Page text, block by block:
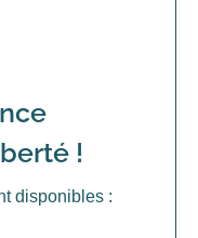
!
disponibles :